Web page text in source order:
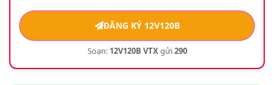
ĐĂNG KÝ 12V120B
Soạn: 12V120B VTXgửi290